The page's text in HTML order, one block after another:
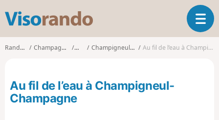
s
o
d
O
u
Randonnées Champagne-Ardenne MarneChampigneul-Champagne Au fil de l’eau à Champigneul-Champagne
Au fil de l’eau à Champigneul-
Champagne